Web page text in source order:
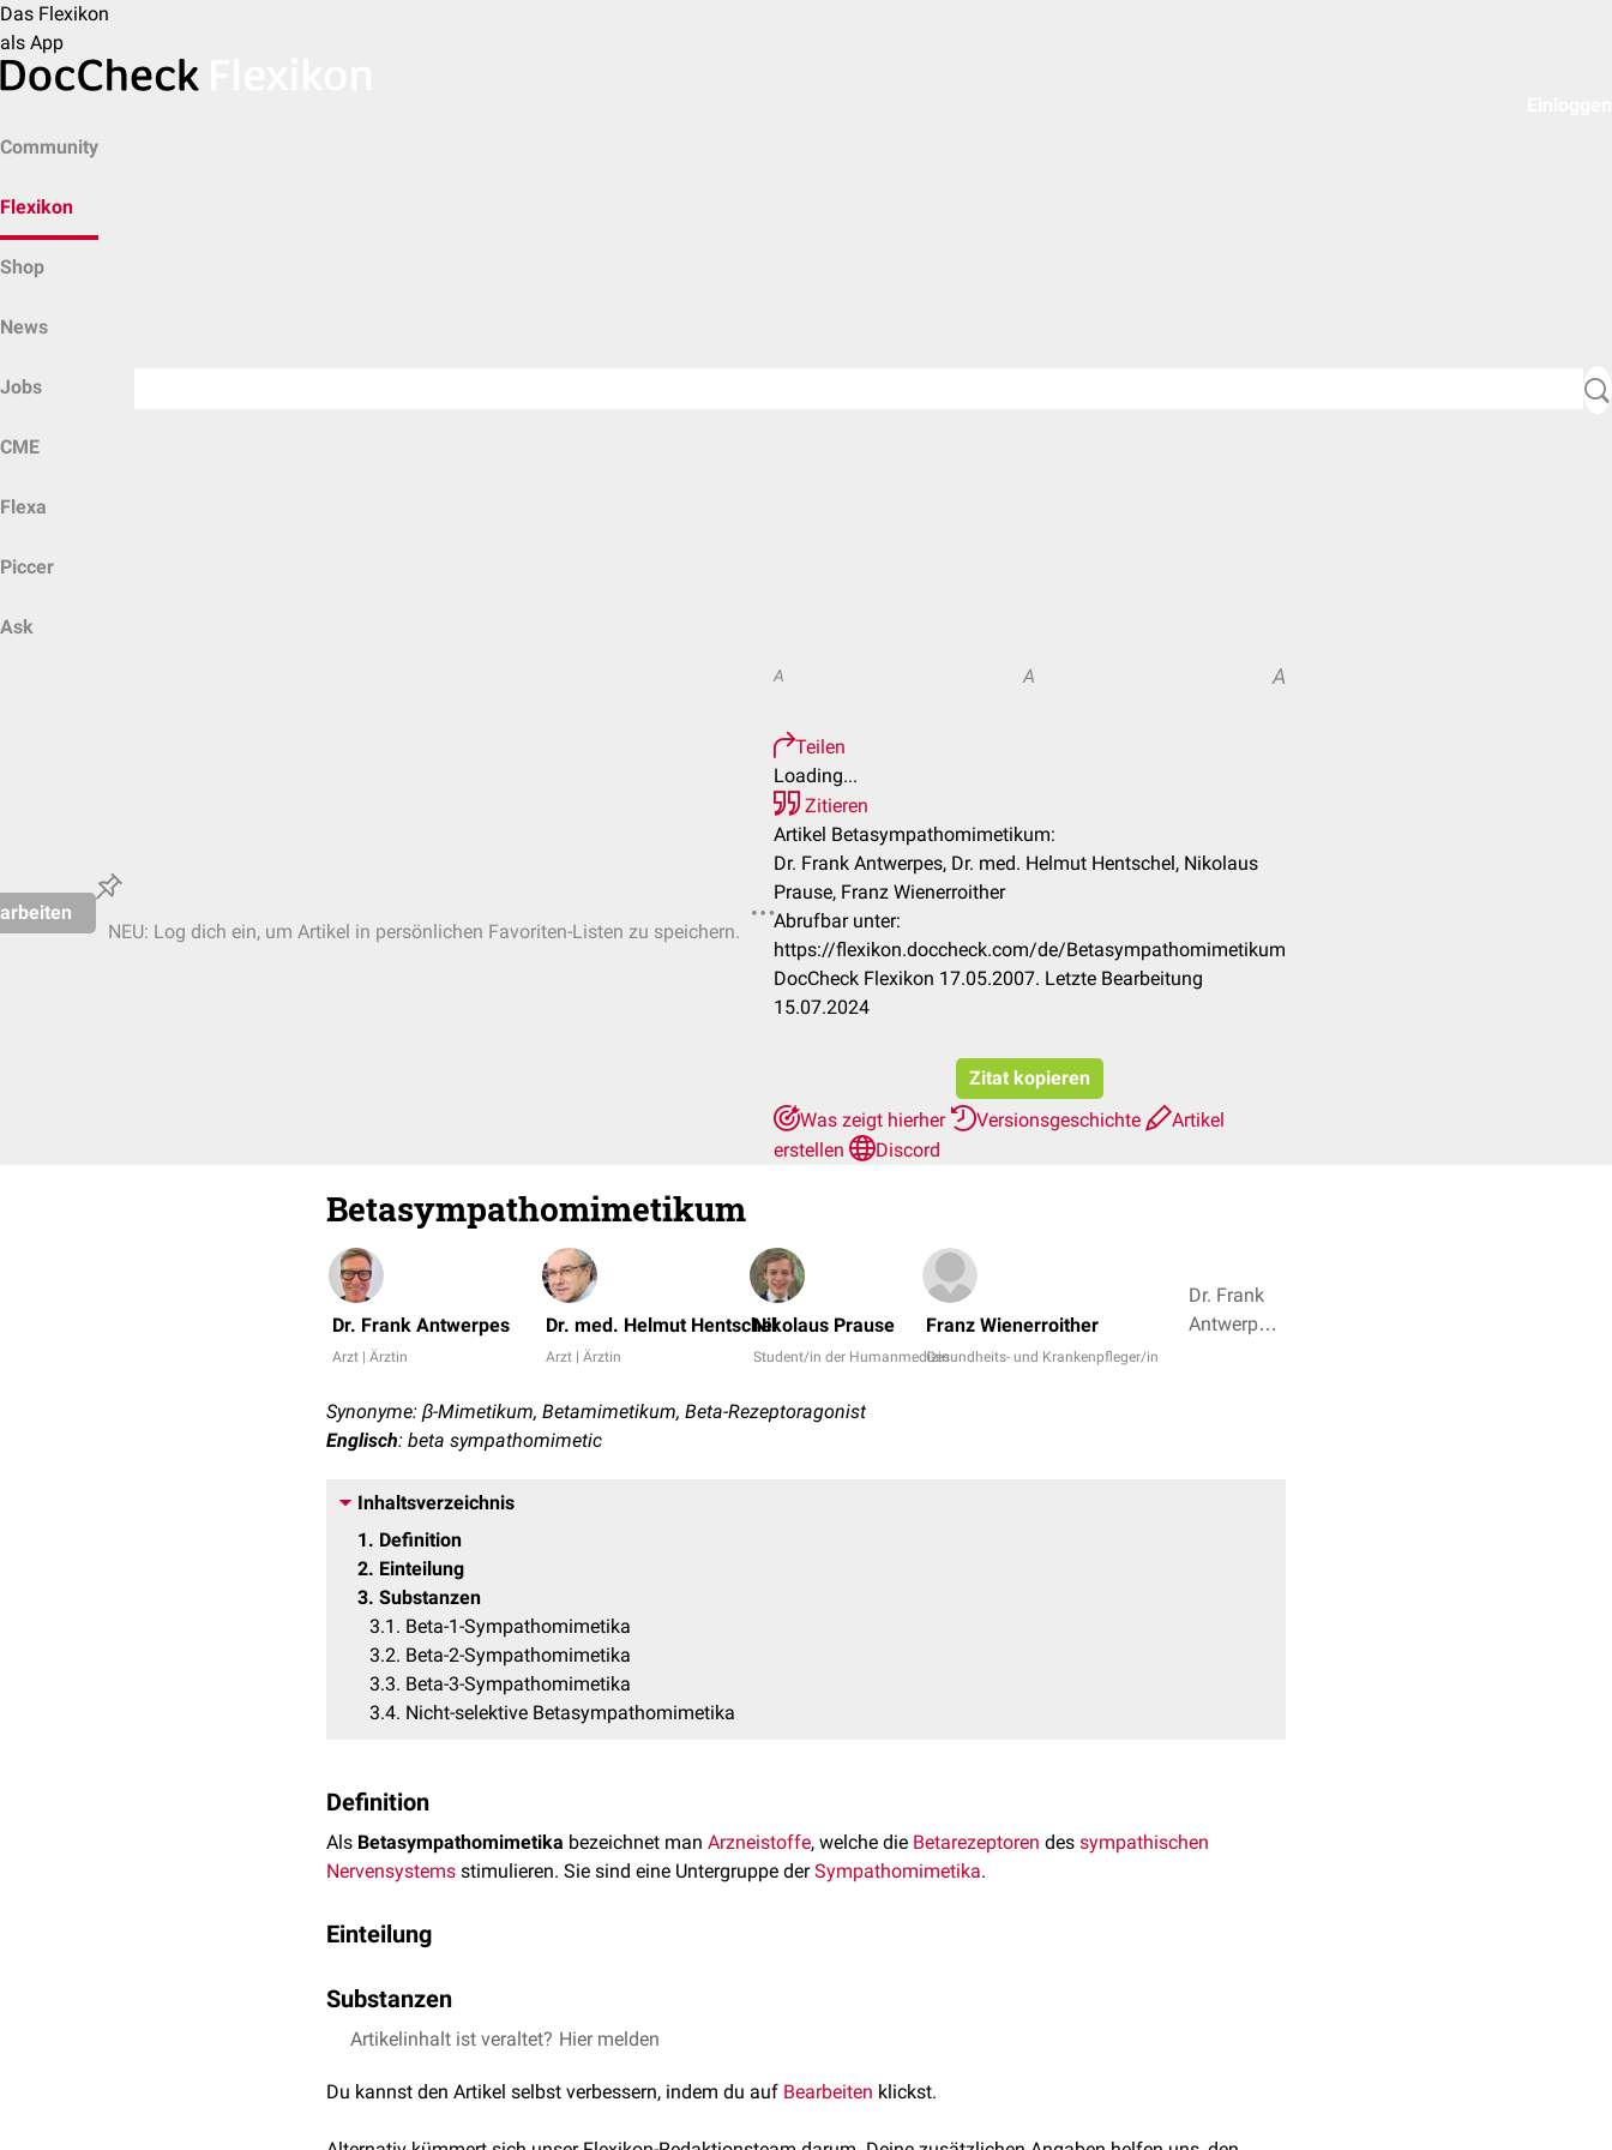
Das Flexikon
als App
Community
Flexikon
Shop
News
Jobs
CME
Flexa
Piccer
Ask
NEU: Log dich ein, um Artikel in persönlichen Favoriten-Listen zu speichern.
A A A
Teilen
Loading...
Zitieren
Artikel Betasympathomimetikum:
Dr. Frank Antwerpes, Dr. med. Helmut Hentschel, Nikolaus
Prause, Franz Wienerroither
Abrufbar unter:
https://flexikon.doccheck.com/de/Betasympathomimetikum
DocCheck Flexikon 17.05.2007. Letzte Bearbeitung
15.07.2024
Zitat kopieren
Was zeigt hierher
Versionsgeschichte
Artikel
erstellen
Discord
Betasympathomimetikum
Dr. Frank Antwerpes
Arzt | Ärztin
Dr. med. Helmut Hentschel
Arzt | Ärztin
Nikolaus Prause
Student/in der Humanmedizin
Franz Wienerroither
Gesundheits- und Krankenpfleger/in
Dr. Frank
Antwerpes,
Synonyme: β-Mimetikum, Betamimetikum, Beta-Rezeptoragonist
Englisch: beta sympathomimetic
Inhaltsverzeichnis
1
Definition
2 Einteilung
3 Substanzen
3.1
Beta-1-Sympathomimetika
3.2 Beta-2-Sympathomimetika
3.3 Beta-3-Sympathomimetika
3.4 Nicht-selektive Betasympathomimetika
Definition
Als Betasympathomimetika bezeichnet man Arzneistoffe, welche die Betarezeptoren des sympathischen
Nervensystems stimulieren. Sie sind eine Untergruppe derSympathomimetika.
Einteilung
Beta-1-Sympathomimetika
Beta-2-Sympathomimetika
nicht-selektiven
2-Rezeptoren.
Substanzen
Dobutamin
Artikelinhalt ist veraltet? Hier melden
Du kannst den Artikel selbst verbessern, indem du auf Bearbeiten klickst.